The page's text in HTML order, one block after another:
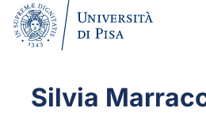
Silvia